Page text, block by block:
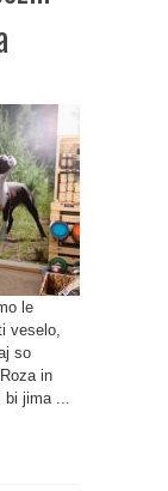
le
veselo,
so
in
bi jima ...